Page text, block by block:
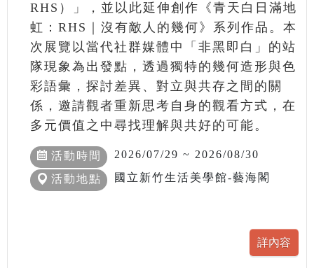
RHS）」，並以此延伸創作《青天白日滿地
虹：RHS｜沒有敵人的幾何》系列作品。本
次展覽以當代社群媒體中「非黑即白」的站
隊現象為出發點，透過獨特的幾何造形與色
彩語彙，探討差異、對立與共存之間的關
係，邀請觀者重新思考自身的觀看方式，在
多元價值之中尋找理解與共好的可能。
活動時間 2026/07/29 ~ 2026/08/30
活動地點 國立新竹生活美學館-藝海閣